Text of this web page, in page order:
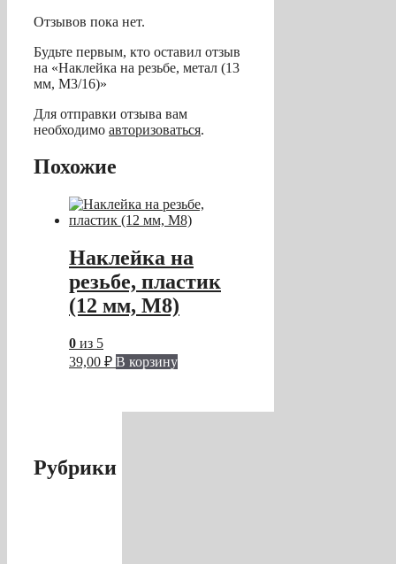
Отзывов пока нет.
Будьте первым, кто оставил отзыв
на «Наклейка на резьбе, метал (13
мм, M3/16)»
Для отправки отзыва вам
необходимо авторизоваться.
Похожие
Наклейка на
резьбе, пластик
(12 мм, M8)
0 из 5
39,00 ₽ В корзину
Рубрики